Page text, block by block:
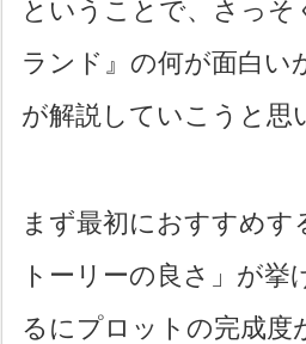
ということで、さっそ
ランド』の何が面白い
が解説していこうと思
まず最初におすすめす
トーリーの良さ」が挙
るにプロットの完成度